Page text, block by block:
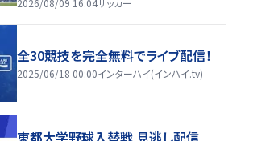
全30競技を完全無料でライブ配信！
2025/06/18 00:00インターハイ(インハイ.tv)
東都大学野球入替戦 見逃し配信